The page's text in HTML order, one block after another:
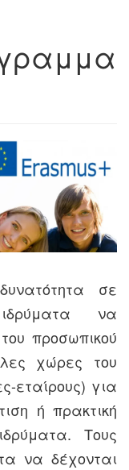
σε
να
προσωπικού
χώρες του
εταίρους) για
ή πρακτική
Τους
να δέχονται